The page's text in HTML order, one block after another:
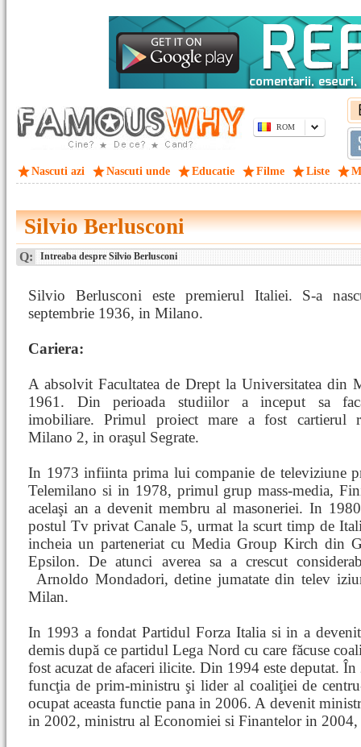
ROM
Nascuti azi Nascuti unde Educatie Filme Liste
Silvio Berlusconi
Q: Intreaba despre Silvio Berlusconi
Silvio Berlusconi este premierul Italiei. S-a
septembrie 1936, in Milano.
Cariera:
A absolvit Facultatea de Drept la Universitatea din
1961. Din perioada studiilor a inceput sa
imobiliare. Primul proiect mare a fost cartierul
Milano 2, in oraşul Segrate.
In 1973 infiinta prima lui companie de televiziune
Telemilano si in 1978, primul grup mass-media,
acelaşi an a devenit membru al masoneriei. In
postul Tv privat Canale 5, urmat la scurt timp de
incheia un parteneriat cu Media Group Kirch din
Epsilon. De atunci averea sa a crescut
Arnoldo Mondadori, detine jumatate din telev
Milan.
In 1993 a fondat Partidul Forza Italia si in a
demis după ce partidul Lega Nord cu care făcuse
fost acuzat de afaceri ilicite. Din 1994 este deputat.
funcţia de prim-ministru şi lider al coaliţiei de
ocupat aceasta functie pana in 2006. A devenit
in 2002, ministru al Economiei si Finantelor in